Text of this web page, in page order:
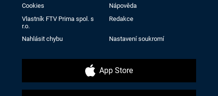
Cookies
Nápověda
Vlastník FTV Prima spol. s
r.o.
Redakce
Nahlásit chybu Nastavení soukromí
App Store